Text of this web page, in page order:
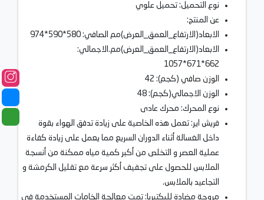
نوع التحميل: تحميل علوي
عن المنتج:
الابعاد(الارتفاع_العمق_العرض)مم الصافي: 580*590*974
الابعاد(الارتفاع_العمق_العرض)مم.الاجمالي:
662*671*1057
الوزن صافي (كجم): 42
الوزن الاجمالي(كجم): 48
نوع المحرك: محرك عادى
فريش اير: تعمل هذه الخاصية على زيادة تدفق الهواء بقوة
داخل الغسالة أثناء الدوران السريع مما يعمل على زيادة كفاءة
عملية العصر و التخلص من أكبر كمية مياه ممكنة من أنسجة
الملابس للحصول على تجفيف أكثر سرعة مع تقليل الكرمشة و
التجاعيد بالملابس.
مروحة مضادة للبكتيريا: تمت معالجة الخامات المستخدمة فى